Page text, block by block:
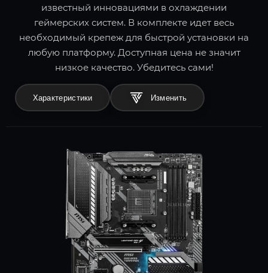
известный инновациями в охлаждении
геймерских систем. В комплекте идет весь
необходимый крепеж для быстрой установки на
любую платформу. Доступная цена не значит
низкое качество. Убедитесь сами!
Характеристики